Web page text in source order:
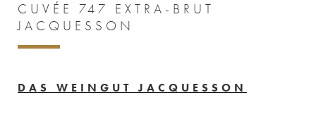
CUVÉE 747 EXTRA-BRUT
JACQUESSON
DAS WEINGUT JACQUESSON